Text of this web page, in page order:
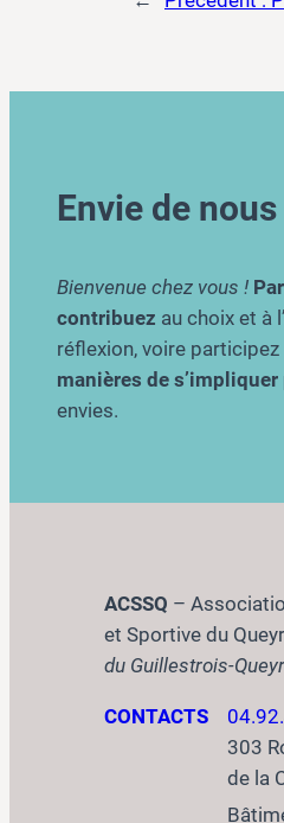
Envie de
Bienvenue chez vous !
contribuez au choix et à
réflexion, voire participez
manières de
envies.
ACSSQ –
et Sportive du
du Guillestrois-
CONTACTS
303
de la